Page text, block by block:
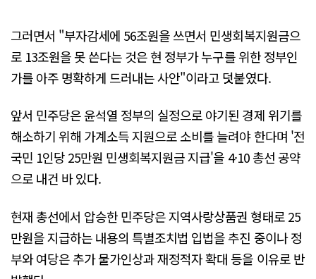
그러면서 "부자감세에 56조원을 쓰면서 민생회복지원금으
로 13조원을 못 쓴다는 것은 현 정부가 누구를 위한 정부인
가를 아주 명확하게 드러내는 사안"이라고 덧붙였다.
앞서 민주당은 윤석열 정부의 실정으로 야기된 경제 위기를
해소하기 위해 가계소득 지원으로 소비를 늘려야 한다며 '전
국민 1인당 25만원 민생회복지원금 지급'을 4·10 총선 공약
으로 내건 바 있다.
현재 총선에서 압승한 민주당은 지역사랑상품권 형태로 25
만원을 지급하는 내용의 특별조치법 입법을 추진 중이나 정
부와 여당은 추가 물가인상과 재정적자 확대 등을 이유로 반